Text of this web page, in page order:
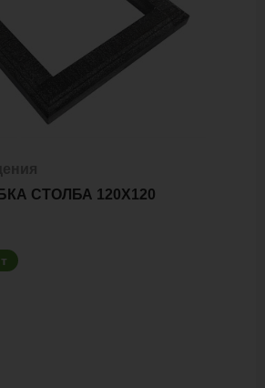
СТОЛБА 120Х120